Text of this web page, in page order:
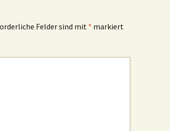
Felder sind mit * markiert